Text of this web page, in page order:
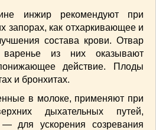
(185)
инжир рекомендуют при
запорах, как отхар­кивающее и
сос­тава крови. Отвар
из них оказывают
действие. Плоды
и бронхитах.
в молоке, применя­ют при
дыхательных путей,
для ускорения созревания